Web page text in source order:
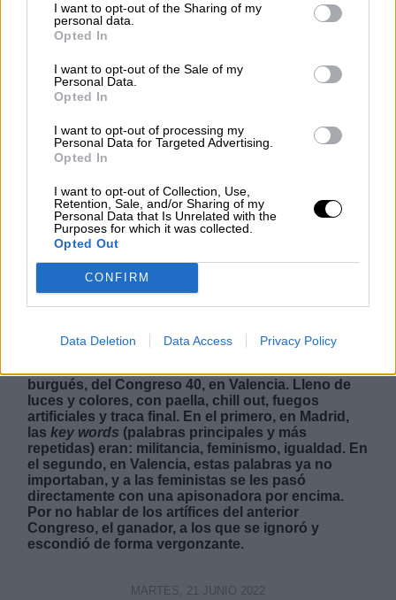
I want to opt-out of the Sharing of my
personal data.
Opted In
I want to opt-out of the Sale of my
Personal Data.
Opted In
I want to opt-out of processing my
Personal Data for Targeted Advertising.
Opted In
I want to opt-out of Collection, Use,
Retention, Sale, and/or Sharing of my
Personal Data that Is Unrelated with the
Purposes for which it was collected.
Opted Out
CONFIRM
Data Deletion Data Access Privacy Policy
La clave del batacazo, el Psoe debe
indagar entre dos Congresos
tratando de explicarse qué ha pasado en
Andalucía. En la reunión de la Ejecutiva Federal,
las caras estaban dibujadas con un “yo no he
que Sánchez se obsesiona y vanagloria de haber
bajado en cinco años la media de sus
colaboradores más próximos, la guardia
pretoriana monclovita, y su gente de confianza en
Presidente que“no tenemos comunicadores
políticos”.
No tenemos, cierto. Pero sí teníamos
cuando movilizábamos. Analicemos,
causas. Una de las claves podría estar entre el
espíritu proletario y contagiante del 39 Congreso,
burgués, del Congreso 40, en Valencia. Lleno de
luces y colores, con paella, chill out, fuegos
artificiales y traca final. En el primero, en Madrid,
laskey words (palabras principales y más
repetidas) eran: militancia, feminismo, igualdad. En
el segundo, en Valencia, estas palabras ya no
importaban, y a las feministas se les pasó
directamente con una apisonadora por encima.
Por no hablar de los artífices del anterior
Congreso, el ganador, a los que se ignoró y
escondió de forma vergonzante.
MARTES, 21 JUNIO 2022